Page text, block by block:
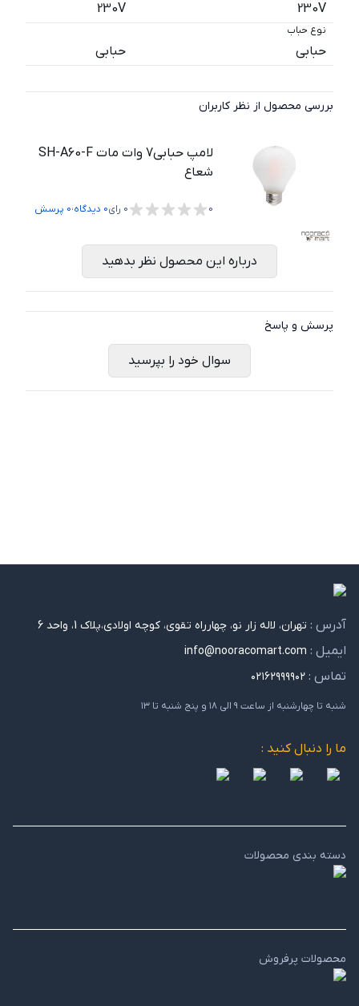
230V
230V
نوع حباب
حبابی حبابی
بررسی محصول از نظر کاربران
لامپ حبابی7 وات مات SH-A60-F
شعاع
0
0 رای0 دیدگاه،0 پرسش
درباره این محصول نظر بدهید
پرسش و پاسخ
سوال خود را بپرسید
آدرس : تهران، لاله زار نو، چهارراه تقوی، کوچه اولادی،پلاک 1، واحد 6
ایمیل : info@nooracomart.com
تماس : ۰۲۱۶۲۹۹۹۹۰۲
شنبه تا چهارشنبه از ساعت ۹ الی ۱۸ و پنج شنبه تا ۱۳
ما را دنبال کنید :
دسته بندی محصولات
محصولات پرفروش